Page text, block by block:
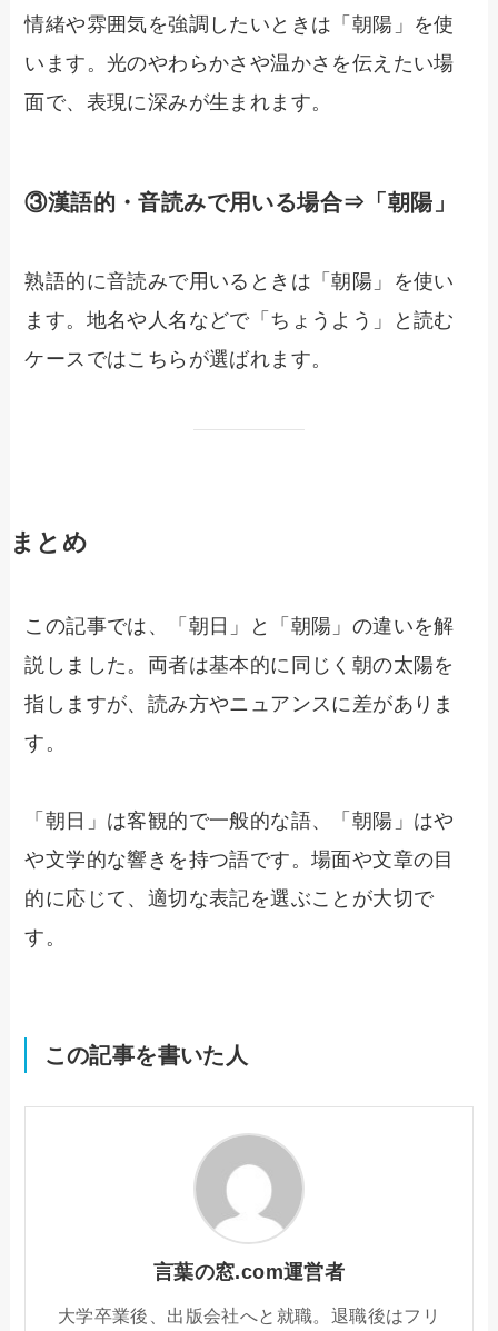
情緒や雰囲気を強調したいときは「朝陽」を使
います。光のやわらかさや温かさを伝えたい場
面で、表現に深みが生まれます。
③漢語的・音読みで用いる場合⇒「朝陽」
熟語的に音読みで用いるときは「朝陽」を使い
ます。地名や人名などで「ちょうよう」と読む
ケースではこちらが選ばれます。
まとめ
この記事では、「朝日」と「朝陽」の違いを解
説しました。両者は基本的に同じく朝の太陽を
指しますが、読み方やニュアンスに差がありま
す。
「朝日」は客観的で一般的な語、「朝陽」はや
や文学的な響きを持つ語です。場面や文章の目
的に応じて、適切な表記を選ぶことが大切で
す。
この記事を書いた人
言葉の窓.com運営者
大学卒業後、出版会社へと就職。退職後はフリ